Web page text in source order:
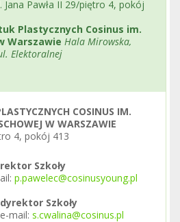
Jana Pawła II 29/piętro 4, pokój
Plastycznych Cosinus im.
Warszawie Hala Mirowska,
Elektoralnej
COSINUS IM.
W WARSZAWIE
4, pokój 413
Szkoły
p.pawelec@cosinusyoung.pl
Szkoły
mail: s.cwalina@cosinus.pl